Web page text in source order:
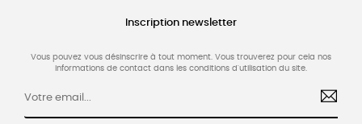
Inscription newsletter
Vous pouvez vous désinscrire à tout moment. Vous trouverez pour cela nos
informations de contact dans les conditions d'utilisation du site.